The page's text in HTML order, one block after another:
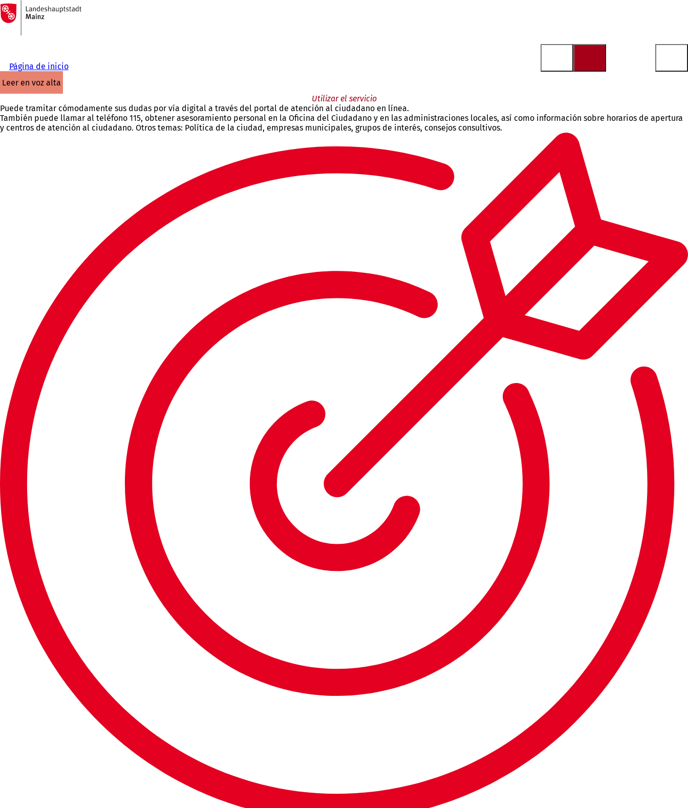
Saltar al contenido
A
la
página
Página de inicio
leer en voz alta
Utilizar el servicio
Puede tramitar cómodamente sus dudas por vía digital a través del portal de atención al ciudadano en línea.
También puede llamar al teléfono 115, obtener asesoramiento personal en la Oficina del Ciudadano y en las administraciones locales, así como información sobre horarios de apertura
y centros de atención al ciudadano. Otros temas: Política de la ciudad, empresas municipales, grupos de interés, consejos consultivos.